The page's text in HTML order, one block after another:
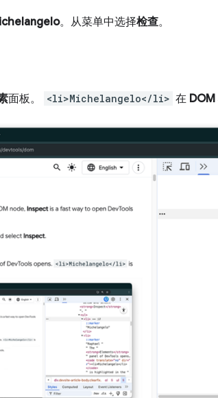
。从菜单中选择检查。
面板。 <li>Michelangelo</li> 在 DOM